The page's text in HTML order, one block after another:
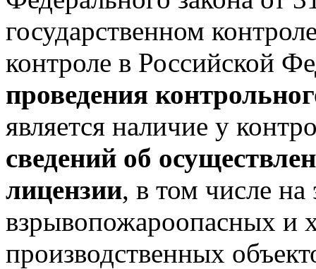
государственном
контроле в Российской
проведения
является наличие у
сведений об
лицензии, в том числе
взрывопожароопасных и
производственных